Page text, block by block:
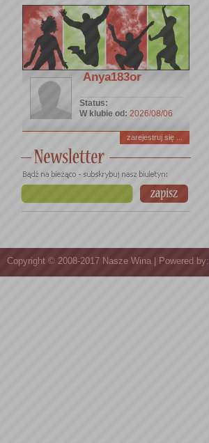
Anya183or
Status:
W klubie od: 2026/08/06
zarejestruj się ...
Copyright © 2008-2017 Nasze Wina | Powered by: